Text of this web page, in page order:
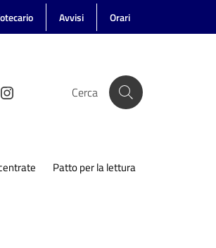
Avvisi Orari
Cerca
Patto per la lettura